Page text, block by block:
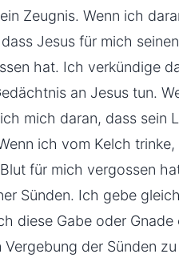
Zeugnis. Wenn ich
Jesus für mich
hat. Ich verkündige
an Jesus tun.
mich daran, dass sein
ich vom Kelch
für mich vergossen
Sünden. Ich gebe
diese Gabe oder Gnade
der Sünden